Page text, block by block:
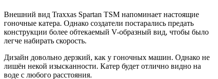
Внешний вид Traxxas Spartan TSM напоминает настоящие
гоночные катера. Однако создатели постарались предать
конструкции более обтекаемый V-образный вид, чтобы было
легче набирать скорость.
Дизайн довольно дерзкий, как у гоночных машин. Однако не
лишён некой изысканности. Катер будет отлично видно на
воде с любого расстояния.